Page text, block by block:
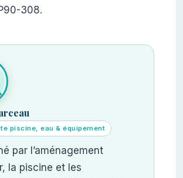
308.
piscine, eau & équipement
par l’aménagement
la piscine et les